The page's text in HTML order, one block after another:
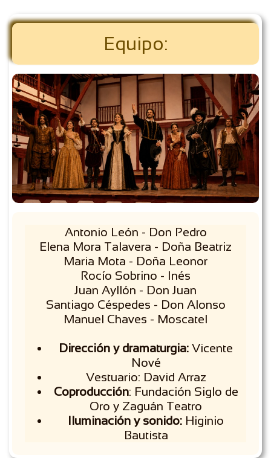
Equipo:
Antonio León - Don Pedro
Elena Mora Talavera - Doña Beatriz
Maria Mota - Doña Leonor
Rocío Sobrino - Inés
Juan Ayllón - Don Juan
Santiago Céspedes - Don Alonso
Manuel Chaves - Moscatel​
Dirección y dramaturgia: Vicente
Nové
Vestuario: David Arraz
Coproducción: Fundación Siglo de
Oro y Zaguán Teatro
Iluminación y sonido: Higinio
Bautista